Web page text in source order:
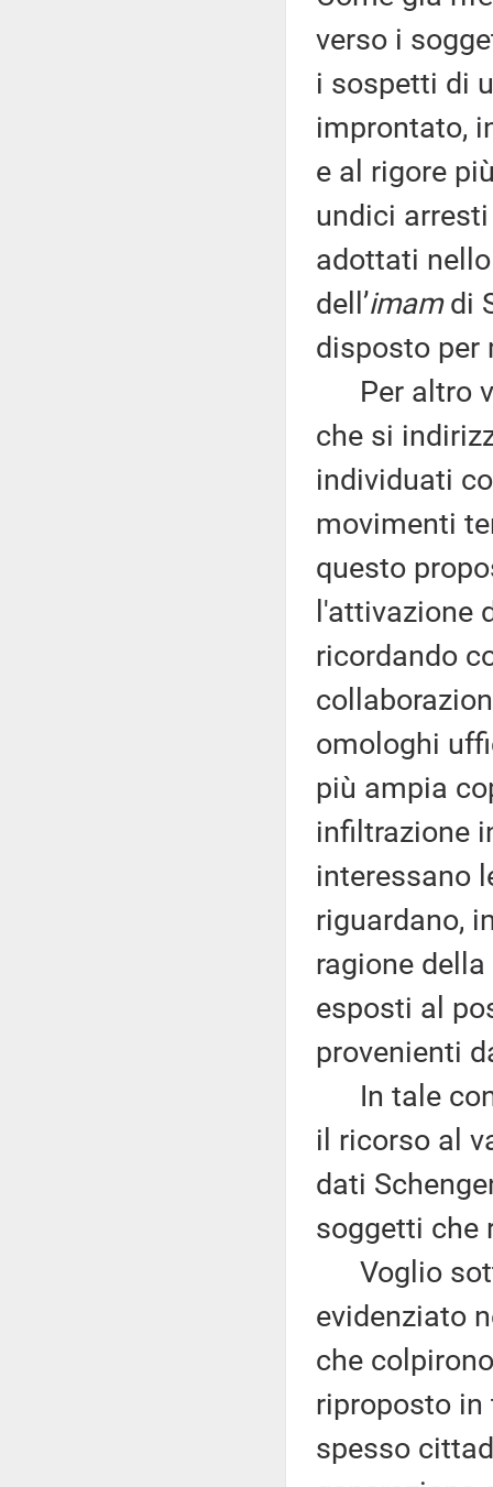
verso i
i sospetti di
improntato,
e al rigore
undici
adottati
dell’imamdi
disposto per
Per altro
che si
individuati
movimenti
questo
l'attivazione
ricordando
omologhi
più ampia
infiltrazione
interessano
riguardano,
ragione
esposti al
provenienti
In tale
il ricorso al
dati
soggetti che
Voglio
evidenziato
che
riproposto
spesso